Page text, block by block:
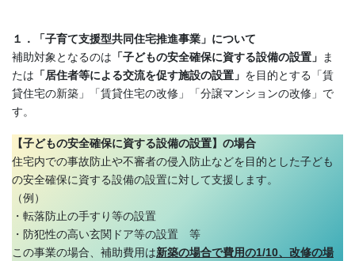
１．「子育て支援型共同住宅推進事業」について
補助対象となるのは 「子どもの安全確保に資する設備の設置」
ま
たは 「居住者等による交流を促す施設の設置」 を目的とする「賃
貸住宅の新築」「賃貸住宅の改修」「分譲マンションの改修」で
す。
【子どもの安全確保に資する設備の設置】の場合
住宅内での事故防止や不審者の侵入防止などを目的とした子ども
の安全確保に資する設備の設置に対して支援します。
（例）
・転落防止の手すり等の設置
・防犯性の高い玄関ドア等の設置 等
この事業の場合、補助費用は新築の場合で費用の1/10、改修の場